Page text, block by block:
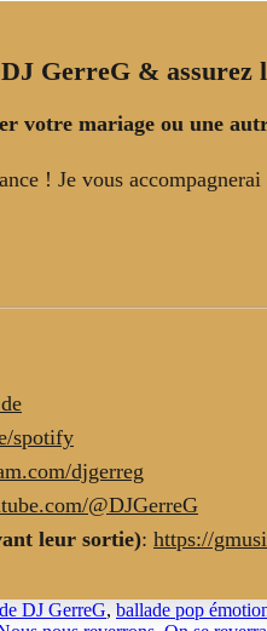
GerreG & assurez
votre mariage ou une
! Je vous
spotify
djgerreg
@DJGerreG
leur sortie): https://
DJ GerreG, ballade pop